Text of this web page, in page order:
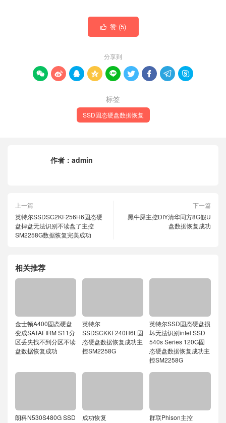
 赞 (5)
分享到
        
标签
SSD固态硬盘数据恢复
作者： admin
上一篇
英特尔SSDSC2KF256H6固态硬
盘掉盘无法识别不读盘了主控
SM2258G数据恢复完美成功
下一篇
黑牛屎主控DIY清华同方8G假U
盘数据恢复成功
相关推荐
金士顿A400固态硬盘
变成SATAFIRM S11分
区丢失找不到分区不读
盘数据恢复成功
英特尔
SSDSCKKF240H6L固
态硬盘数据恢复成功主
控SM2258G
英特尔SSD固态硬盘损
坏无法识别intel SSD
540s Series 120G固
态硬盘数据恢复成功主
控SM2258G
朗科N530S480G SSD
成功恢复
群联Phison主控